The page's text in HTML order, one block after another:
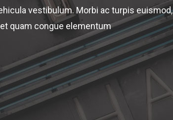
vestibulum. Morbi ac turpis euismod,
quam congue elementum